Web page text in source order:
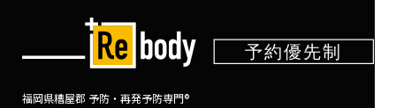
福岡県糟屋郡 予防・再発予防専門®